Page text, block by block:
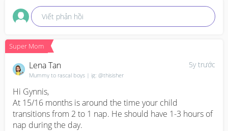
Viết phản hồi
Super Mom
5y trước
Lena Tan
Mummy to rascal boys | ig: @thisisher
Hi Gynnis,
At 15/16 months is around the time your child
transitions from 2 to 1 nap. He should have 1-3 hours of
nap during the day.